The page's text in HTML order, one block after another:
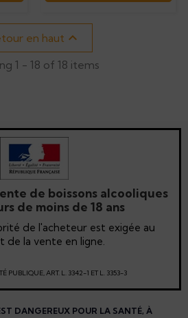
en haut 
1 - 18 of 18 items
de boissons alcooliques
de moins de 18 ans
de l'acheteur est exigée au
de la vente en ligne.
PUBLIQUE, ART. L. 3342-1 ET L. 3353-3
DANGEREUX POUR LA SANTÉ, À